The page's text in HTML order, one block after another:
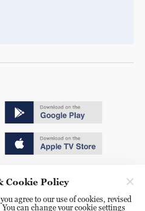
Cookie Policy
agree to our use of cookies, revised
can change your cookie settings